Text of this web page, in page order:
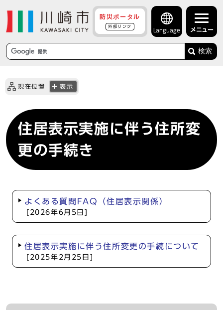
防災ポータル
外部リンク
Language メニュー
検索
現在位置 表示
住居表示実施に伴う住所変
更の手続き
よくある質問FAQ（住居表示関係）
[2026年6月5日]
住居表示実施に伴う住所変更の手続について
[2025年2月25日]